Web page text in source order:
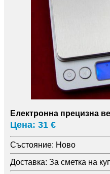
Електронна прецизна
Цена: 31 €
Състояние: Ново
Доставка: За сметка на